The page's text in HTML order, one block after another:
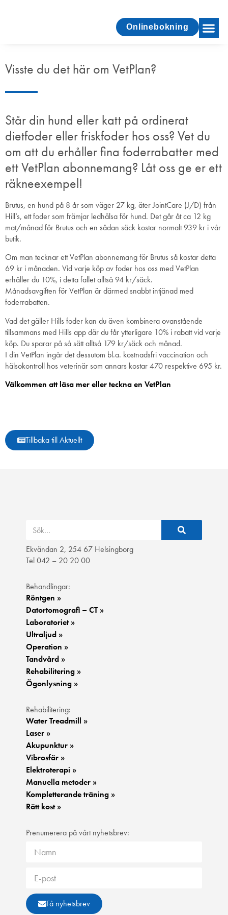
Onlinebokning
Visste du det här om VetPlan?
Står din hund eller katt på ordinerat
dietfoder eller friskfoder hos oss? Vet du
om att du erhåller fina foderrabatter med
ett VetPlan abonnemang? Låt oss ge er ett
räkneexempel!
Brutus, en hund på 8 år som väger 27 kg, äter JointCare (J/D) från
Hill’s, ett foder som främjar ledhälsa för hund. Det går åt ca 12 kg
mat/månad för Brutus och en sådan säck kostar normalt 939 kr i vår
butik.
Om man tecknar ett VetPlan abonnemang för Brutus så kostar detta
69 kr i månaden. Vid varje köp av foder hos oss med VetPlan
erhåller du 10%, i detta fallet alltså 94 kr/säck.
Månadsavgiften för VetPlan är därmed snabbt intjänad med
foderrabatten.
Vad det gäller Hills foder kan du även kombinera ovanstående
tillsammans med Hills app där du får ytterligare 10% i rabatt vid varje
köp. Du sparar på så sätt alltså 179 kr/säck och månad.
I din VetPlan ingår det dessutom bl.a. kostnadsfri vaccination och
hälsokontroll hos veterinär som annars kostar 470 respektive 695 kr.
Välkommen att läsa mer eller teckna en VetPlan
Tillbaka till Aktuellt
Ekvändan 2, 254 67 Helsingborg
Tel 042 – 20 20 00
Behandlingar:
Röntgen »
Datortomografi – CT »
Laboratoriet »
Ultraljud »
Operation »
Tandvård »
Rehabilitering »
Ögonlysning »
Rehabilitering:
Water Treadmill »
Laser »
Akupunktur »
Vibrosfär »
Elektroterapi »
Manuella metoder »
Kompletterande träning »
Rätt kost »
Prenumerera på vårt nyhetsbrev:
Få nyhetsbrev